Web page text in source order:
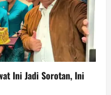
Ini Jadi Sorotan, Ini